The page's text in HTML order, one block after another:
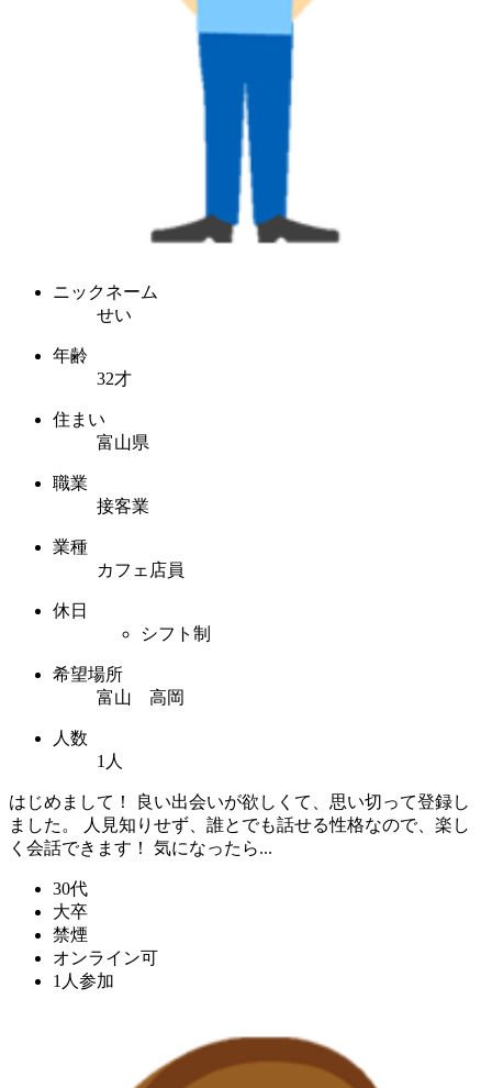
ニックネーム
せい
年齢
32才
住まい
富山県
職業
接客業
業種
カフェ店員
休日
シフト制
希望場所
富山 高岡
人数
1人
はじめまして！ 良い出会いが欲しくて、思い切って登録し
ました。 人見知りせず、誰とでも話せる性格なので、楽し
く会話できます！ 気になったら...
30代
大卒
禁煙
オンライン可
1人参加